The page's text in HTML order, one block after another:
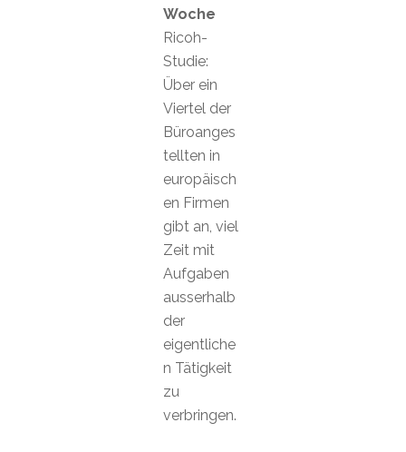
Woche
Ricoh-
Studie:
Über ein
Viertel der
Büroanges
tellten in
europäisch
en Firmen
gibt an, viel
Zeit mit
Aufgaben
ausserhalb
der
eigentliche
n Tätigkeit
zu
verbringen.